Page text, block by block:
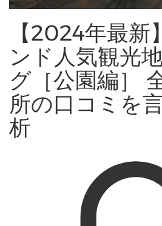
【2024年最新
ンド人気観光
グ［公園編］
所の口コミを
析